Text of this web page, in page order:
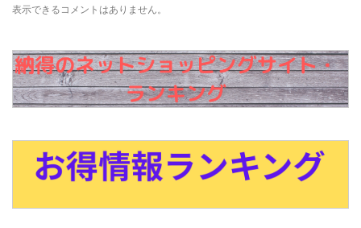
表示できるコメントはありません。